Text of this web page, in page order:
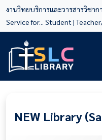
งานวิทยบริการและวารสารวิชา
Service for... Student |
NEW Library